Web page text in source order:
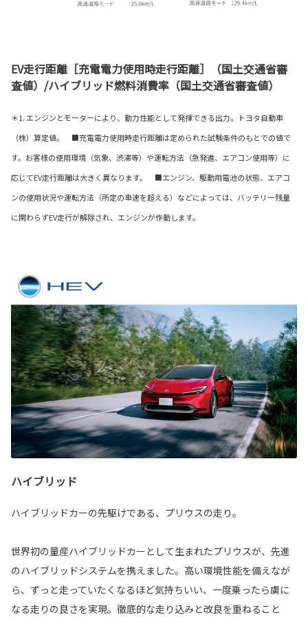
EV走行距離［充電電力使用時走行距離］（国土交通省審
査値）/ハイブリッド燃料消費率（国土交通省審査値）
＊1. エンジンとモーターにより、動力性能として発揮できる出力。トヨタ自動車
（株）算定値。 ■充電電力使用時走行距離は定められた試験条件のもとでの値で
す。お客様の使用環境（気象、渋滞等）や運転方法（急発進、エアコン使用等）に
応じてEV走行距離は大きく異なります。 ■エンジン、駆動用電池の状態、エアコ
ンの使用状況や運転方法（所定の車速を超える）などによっては、バッテリー残量
に関わらずEV走行が解除され、エンジンが作動します。
ハイブリッド
ハイブリッドカーの先駆けである、プリウスの走り。
世界初の量産ハイブリッドカーとして生まれたプリウスが、先進
のハイブリッドシステムを携えました。高い環境性能を備えなが
ら、ずっと走っていたくなるほど気持ちいい、一度乗ったら虜に
なる走りの良さを実現。徹底的な走り込みと改良を重ねること